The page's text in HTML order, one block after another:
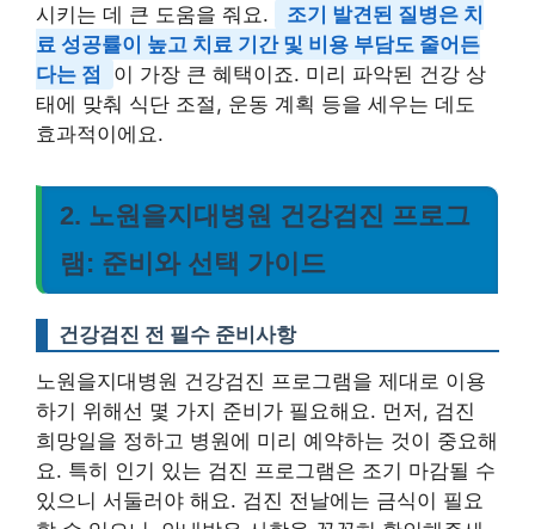
시키는 데 큰 도움을 줘요.
조기 발견된 질병은 치
료 성공률이 높고 치료 기간 및 비용 부담도 줄어든
다는 점
이 가장 큰 혜택이죠. 미리 파악된 건강 상
태에 맞춰 식단 조절, 운동 계획 등을 세우는 데도
효과적이에요.
2. 노원을지대병원 건강검진 프로그
램: 준비와 선택 가이드
건강검진 전 필수 준비사항
노원을지대병원 건강검진 프로그램을 제대로 이용
하기 위해선 몇 가지 준비가 필요해요. 먼저, 검진
희망일을 정하고 병원에 미리 예약하는 것이 중요해
요. 특히 인기 있는 검진 프로그램은 조기 마감될 수
있으니 서둘러야 해요. 검진 전날에는 금식이 필요